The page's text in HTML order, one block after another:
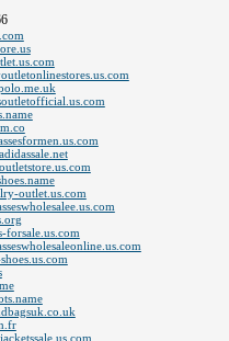
outlet.us.com
forsale.us.com